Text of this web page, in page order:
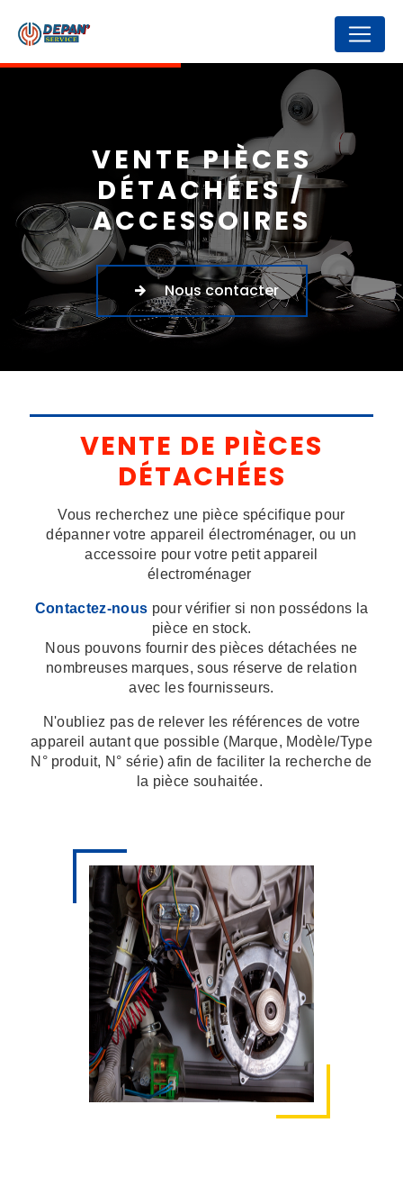
VENTE PIÈCES
DÉTACHÉES /
ACCESSOIRES
Nous contacter
VENTE DE PIÈCES
DÉTACHÉES
Vous recherchez une pièce spécifique pour
dépanner votre appareil électroménager, ou un
accessoire pour votre petit appareil
électroménager
Contactez-nous pour vérifier si non possédons la
pièce en stock.
Nous pouvons fournir des pièces détachées ne
nombreuses marques, sous réserve de relation
avec les fournisseurs.
N'oubliez pas de relever les références de votre
appareil autant que possible (Marque, Modèle/Type
N° produit, N° série) afin de faciliter la recherche de
la pièce souhaitée.